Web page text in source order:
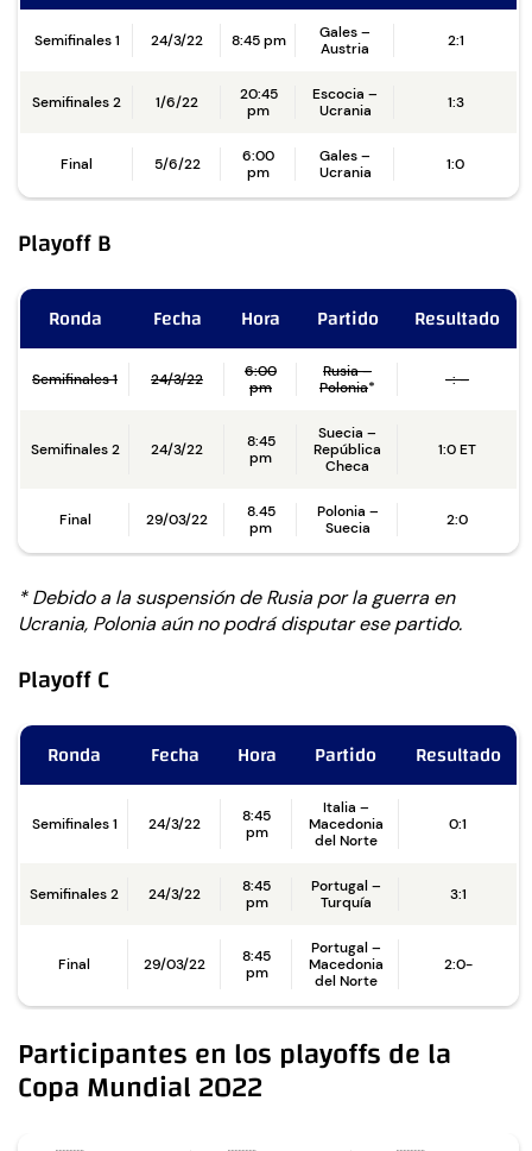
Semifinales 1 24/3/22 8:45 pm
Gales –
Austria
2:1
Semifinales 2 1/6/22
20:45
pm
Escocia –
Ucrania
1:3
Final 5/6/22
6:00
pm
Gales –
Ucrania
1:0
Playoff B
Ronda Fecha Hora Partido Resultado
Semifinales 1 24/3/22
6:00
pm
Rusia –
Polonia* -: –
Semifinales 2 24/3/22
8:45
pm
Suecia –
República
Checa
1:0 ET
Final 29/03/22
8.45
pm
Polonia –
Suecia
2:0
* Debido a la suspensión de Rusia por la guerra en
Ucrania, Polonia aún no podrá disputar ese partido.
Playoff C
Ronda Fecha Hora Partido Resultado
Semifinales 1 24/3/22
8:45
pm
Italia –
Macedonia
del Norte
0:1
Semifinales 2 24/3/22
8:45
pm
Portugal –
Turquía
3:1
Final 29/03/22
8:45
pm
Portugal –
Macedonia
del Norte
2:0-
Participantesen los playoffs de la
Copa Mundial 2022